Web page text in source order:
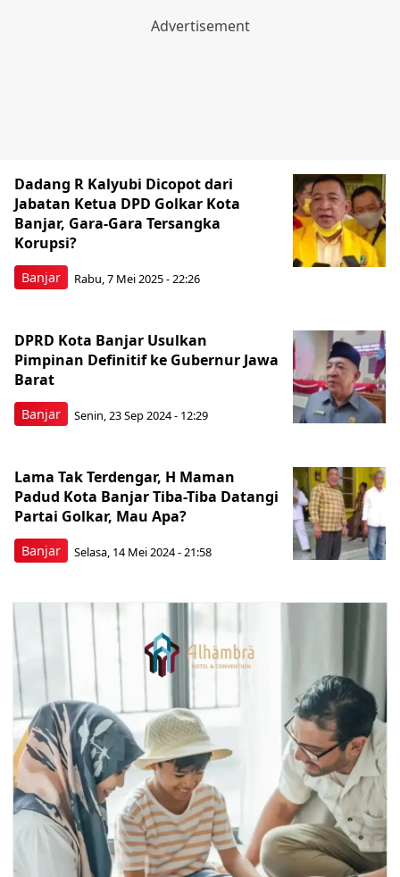
Banjar
Dadang R Kalyubi Dicopot dari
Jabatan Ketua DPD Golkar Kota
Banjar, Gara-Gara Tersangka
Korupsi?
Rabu, 7 Mei 2025 - 22:26
Banjar
DPRD Kota Banjar Usulkan
Pimpinan Definitif ke Gubernur Jawa
Barat
Senin, 23 Sep 2024 - 12:29
Banjar
Lama Tak Terdengar, H Maman
Padud Kota Banjar Tiba-Tiba Datangi
Partai Golkar, Mau Apa?
Selasa, 14 Mei 2024 - 21:58